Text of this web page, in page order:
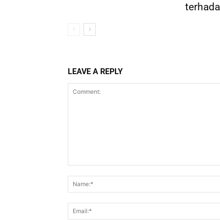
LEAVE A REPLY